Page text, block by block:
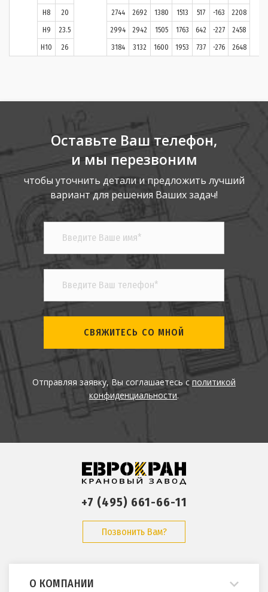
H8 20 2744 2692 1380 1513 517 -163 2208
H9 23.5 2994 2942 1505 1763 642 -227 2458
H10 26 3184 3132 1600 1953 737 -276 2648
Оставьте Ваш телефон,
и мы перезвоним
чтобы уточнить детали и предложить лучший
вариант для решения Ваших задач!
СВЯЖИТЕСЬ СО МНОЙ
Отправляя заявку, Вы соглашаетесь сполитикой
конфиденциальности.
+7 (495) 661-66-11
Позвонить Вам?
О КОМПАНИИ